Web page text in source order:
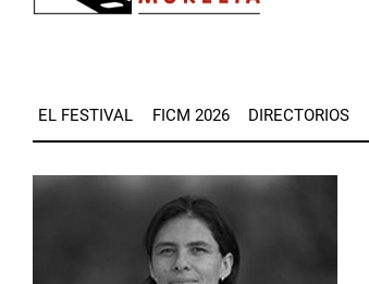
EL FESTIVAL FICM 2026 DIRECTORIOS
Image